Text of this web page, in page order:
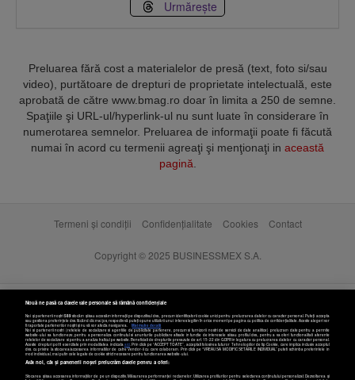
Urmărește
Preluarea fără cost a materialelor de presă (text, foto si/sau
video), purtătoare de drepturi de proprietate intelectuală, este
aprobată de către www.bmag.ro doar în limita a 250 de semne.
Spaţiile şi URL-ul/hyperlink-ul nu sunt luate în considerare în
numerotarea semnelor. Preluarea de informaţii poate fi făcută
numai în acord cu termenii agreaţi şi menţionaţi in această
pagină
Termeni și condiții Confidențialitate Cookies Contact
Copyright © 2025 BUSINESSMEX S.A.
Nouă ne pasă ca datele tale personale să rămână confidențiale
Noi și partenerii noștri589stocăm și/sau accesăm informații pe dispozitivul dvs., precum identificatorii cookie unici pentru prelucrarea datelor cu caracter personal. Puteți accepta
sau gestiona preferințele dvs. făcând clic mai jos, respectiv vă puteți opune utilizării unui interes legitim în orice moment pe pagina cu politica de confidențialitate. Aceste alegeri vor
fi raportate partenerilor noștri și nu vă vor afecta navigarea.
Mai multe detalii
Noi si partenerii nostri (retelele de socializare si agentiile de publicitate partenere, precum si furnizorii nostri de servicii de date analitice) prelucram date pentru a permite
website-ului sa functioneze, pentru a personaliza continutul si anunturile publicitare afisate in functie de interesele si/sau profilul dvs., pentru a va oferi functionalitati aferente
retelelor de socializare si pentru a analiza traficul pe website. Beneficiati de drepturile prevazute de art. 15-22 din GDPR in legatura cu prelucrarea datelor cu caracter personal.
Aceste drepturi pot fi exercitate prin modalitatea indicataaici. Prin click pe “ACCEPT TOATE”, acceptati folosirea tuturor Tehnologiilor de tip Cookie, care implica inclusiv acceptul
dvs. cu privire la stocarea/accesarea informatiilor de catre Vendor-ii cu care colaboram. Prin click pe “VREAU SA MODIFIC SETARILE INDIVIDUAL” puteti schimba preferintele in
mod individual, mai putin cele legate de cookie strict necesare pentru functionarea website-ului.
Atât noi, cât și partenerii noștri prelucrăm datele pentru a oferi:
Stocarea și/sau accesarea informațiilor de pe un dispozitiv. Măsurarea performanței reclamelor. Utilizarea profilurilor pentru selectarea conținutului personalizat. Dezvoltarea și